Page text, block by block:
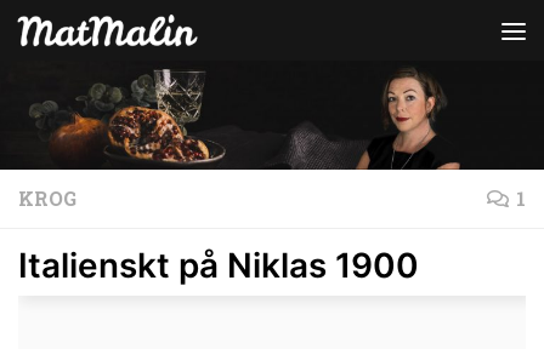
Hoppa till innehåll
KROG 1
Italienskt på Niklas 1900